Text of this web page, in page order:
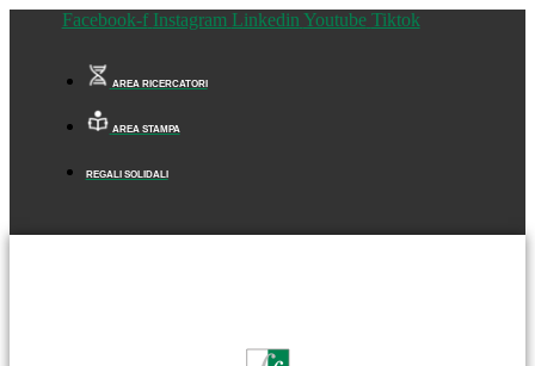
Facebook-f Instagram Linkedin Youtube Tiktok
AREA RICERCATORI
AREA STAMPA
REGALI SOLIDALI